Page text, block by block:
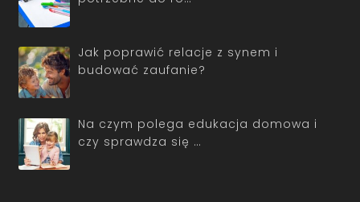
Jak poprawić relacje z synem i
budować zaufanie?
Na czym polega edukacja domowa i
czy sprawdza się …